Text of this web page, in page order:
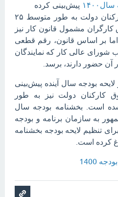
پیش‌بینی کرده
است که افزایش حقوق کارکنان دولت به طور متوسط ۲۵
مشمول قانون کار نیز
اما بر اساس قانون، رقم قطعی
شورای عالی کار که نمایندگان
آن حضور دارند، برسد.
بودجه سال آینده پیش‌بینی
کارکنان دولت نیز به طور
شده است. بخشنامه بودجه سال
جمهور به سازمان برنامه و بودجه
تنظیم لایحه بودجه بخشنامه
کرده است.
1400